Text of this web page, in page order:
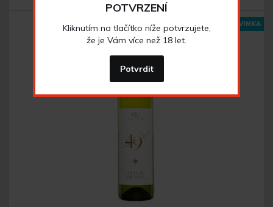
NOVINKA
POTVRZENÍ
Kliknutím na tlačítko níže potvrzujete,
že je Vám více než 18 let.
Potvrdit